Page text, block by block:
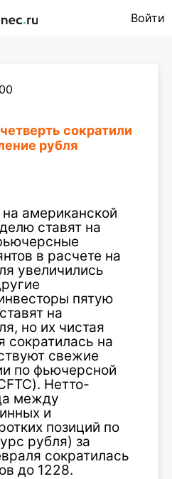
Войти
сократили
рубля
американской
ставят на
в расчете на
увеличились
пятую
на
но их чистая
сократилась на
свежие
по фьючерсной
Нетто-
между
и
позиций по
рубля) за
сократилась
до 1228.